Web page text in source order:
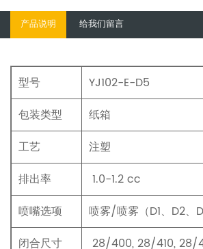
产品说明 给我们留言
型号
YJ102-E-D5
包装类型
纸箱
工艺
注塑
排出率
1.0-1.2 cc
喷嘴选项
喷雾/喷雾（D1、D2
闭合尺寸
28/400, 28/410, 28/